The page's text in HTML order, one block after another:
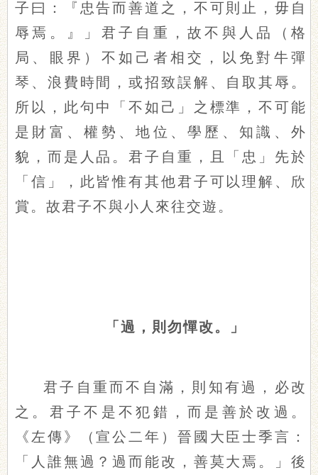
子曰：『忠告而善道之，不可則止，毋自
辱焉。』」君子自重，故不與人品（格
局、眼界）不如己者相交，以免對牛彈
琴、浪費時間，或招致誤解、自取其辱。
所以，此句中「不如己」之標準，不可能
是財富、權勢、地位、學歷、知識、外
貌，而是人品。君子自重，且「忠」先於
「信」，此皆惟有其他君子可以理解、欣
賞。故君子不與小人來往交遊。
「過，則勿憚改。」
君子自重而不自滿，則知有過，必改
之。君子不是不犯錯，而是善於改過。
《左傳》（宣公二年）晉國大臣士季言：
「人誰無過？過而能改，善莫大焉。」後